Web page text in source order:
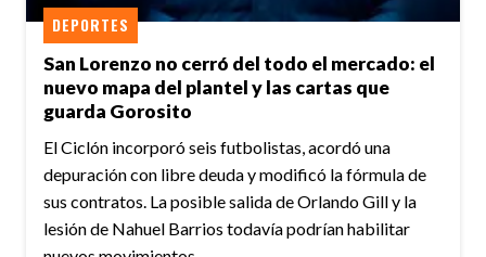
San Lorenzo no cerró del todo el mercado: el
nuevo mapa del plantel y las cartas que
guarda Gorosito
DEPORTES
El Ciclón incorporó seis futbolistas, acordó una
depuración con libre deuda y modificó la fórmula de
sus contratos. La posible salida de Orlando Gill y la
lesión de Nahuel Barrios todavía podrían habilitar